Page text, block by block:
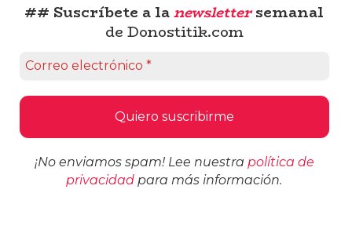
## Suscríbete a lanewslettersemanal
de Donostitik.com
¡No enviamos spam! Lee nuestra política de
privacidad para más información.